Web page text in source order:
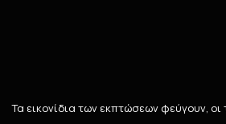
Τα εικονίδια των εκπτώσεων φεύγουν,